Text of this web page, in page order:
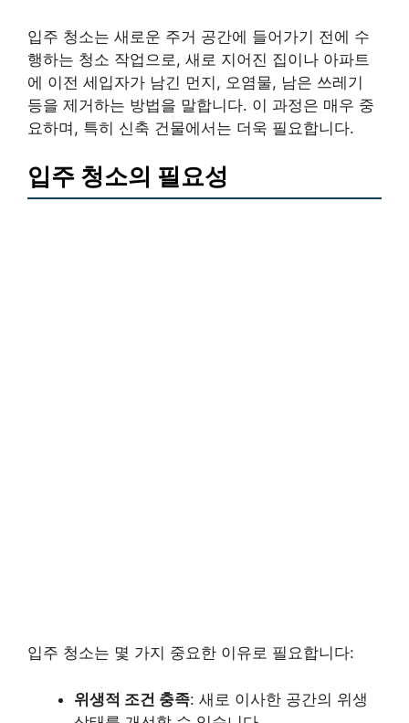
입주 청소는 새로운 주거 공간에 들어가기 전에 수
행하는 청소 작업으로, 새로 지어진 집이나 아파트
에 이전 세입자가 남긴 먼지, 오염물, 남은 쓰레기
등을 제거하는 방법을 말합니다. 이 과정은 매우 중
요하며, 특히 신축 건물에서는 더욱 필요합니다.
입주 청소의 필요성
입주 청소는 몇 가지 중요한 이유로 필요합니다:
위생적 조건 충족: 새로 이사한 공간의 위생